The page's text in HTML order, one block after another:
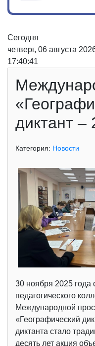
Сегодня
четверг, 06 августа
17:40:41
диктант –
Категория: Новости
30 ноября 2025 года
педагогического
Международной
«Географический
диктанта стало
десять лет акция